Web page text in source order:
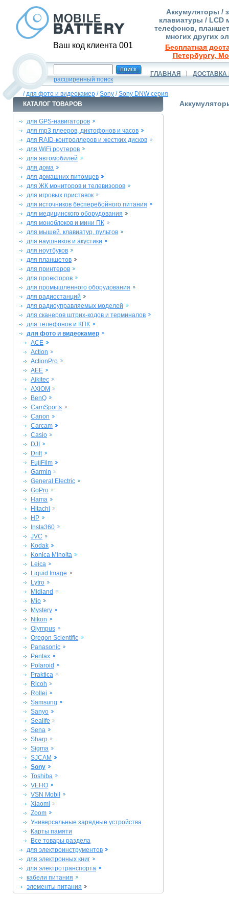
Ваш код клиента 001
Аккумуляторы /
клавиатуры / LCD
телефонов,
многих других
Бесплатная
Петербургу,
расширенный поиск
ГЛАВНАЯ ДОСТАВКА
/для фото и видеокамер /Sony /Sony DNW серия
КАТАЛОГ ТОВАРОВ
для GPS-навигаторов
для mp3 плееров, диктофонов и часов
для RAID-контроллеров и жестких дисков
для WiFi роутеров
для автомобилей
для дома
для домашних питомцев
для ЖК мониторов и телевизоров
для игровых приставок
для источников бесперебойного питания
для медицинского оборудования
для моноблоков и мини ПК
для мышей, клавиатур, пультов
для наушников и акустики
для ноутбуков
для планшетов
для принтеров
для проекторов
для промышленного оборудования
для радиостанций
для радиоуправляемых моделей
для сканеров штрих-кодов и терминалов
для телефонов и КПК
для фото и видеокамер
ACE
Action
ActionPro
AEE
Aikitec
AXiOM
BenQ
CamSports
Canon
Carcam
Casio
DJI
Drift
FujiFilm
Garmin
General Electric
GoPro
Hama
Hitachi
HP
Insta360
JVC
Kodak
Konica Minolta
Leica
Liquid Image
Lytro
Midland
Mio
Mystery
Nikon
Olympus
Oregon Scientific
Panasonic
Pentax
Polaroid
Praktica
Ricoh
Rollei
Samsung
Sanyo
Sealife
Sena
Sharp
Sigma
SJCAM
Sony
Toshiba
VEHO
VSN Mobil
Xiaomi
Zoom
Универсальные зарядные устройства
Карты памяти
Все товары раздела
для электроинструментов
для электронных книг
для электротранспорта
кабели питания
элементы питания